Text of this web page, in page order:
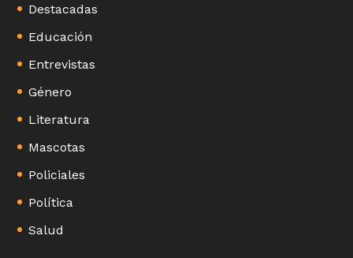
Destacadas
Educación
Entrevistas
Género
Literatura
Mascotas
Policiales
Política
Salud